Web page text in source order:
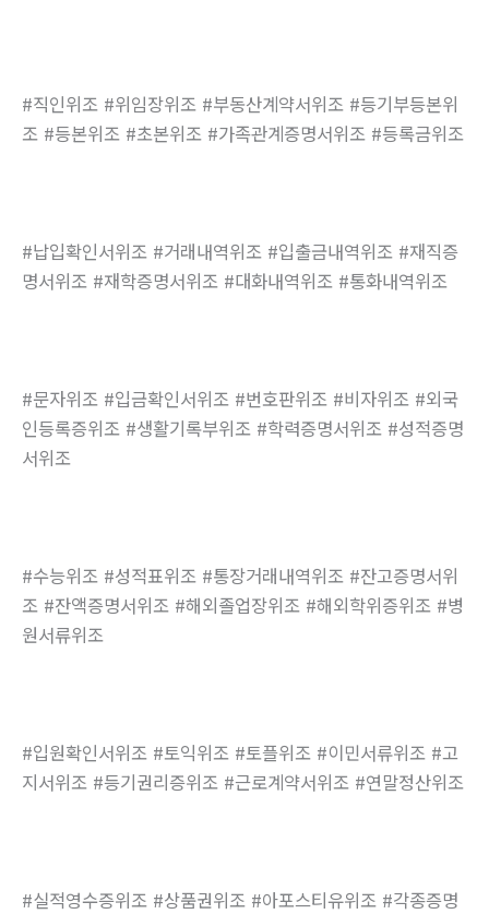
#직인위조 #위임장위조 #부동산계약서위조 #등기부등본위
조 #등본위조 #초본위조 #가족관계증명서위조 #등록금위조
#납입확인서위조 #거래내역위조 #입출금내역위조 #재직증
명서위조 #재학증명서위조 #대화내역위조 #통화내역위조
#문자위조 #입금확인서위조 #번호판위조 #비자위조 #외국
인등록증위조 #생활기록부위조 #학력증명서위조 #성적증명
서위조
#수능위조 #성적표위조 #통장거래내역위조 #잔고증명서위
조 #잔액증명서위조 #해외졸업장위조 #해외학위증위조 #병
원서류위조
#입원확인서위조 #토익위조 #토플위조 #이민서류위조 #고
지서위조 #등기권리증위조 #근로계약서위조 #연말정산위조
#실적영수증위조 #상품권위조 #아포스티유위조 #각종증명